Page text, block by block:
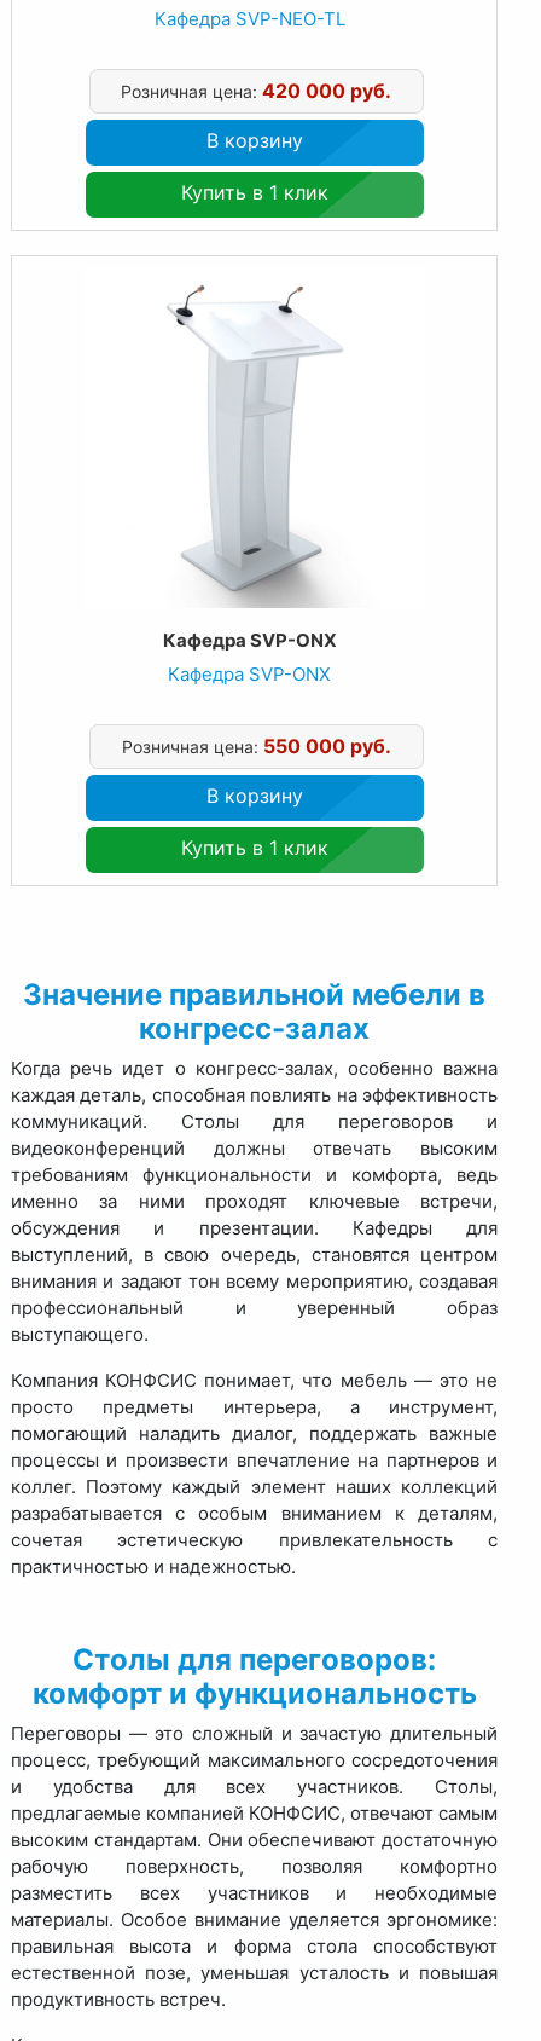
Кафедра SVP-NEO-TL
Розничная цена:420 000 руб.
В корзину
Купить в 1 клик
Кафедра SVP-ONX
Кафедра SVP-ONX
Розничная цена: 550 000 руб.
В корзину
Купить в 1 клик
Значение правильной мебели в
конгресс-залах
Когда речь идет о конгресс-залах, особенно важна
каждая деталь, способная повлиять на эффективность
коммуникаций. Столы для переговоров и
видеоконференций должны отвечать высоким
требованиям функциональности и комфорта, ведь
именно за ними проходят ключевые встречи,
обсуждения и презентации. Кафедры для
выступлений, в свою очередь, становятся центром
внимания и задают тон всему мероприятию, создавая
профессиональный и уверенный образ
выступающего.
Компания КОНФСИС понимает, что мебель — это не
просто предметы интерьера, а инструмент,
помогающий наладить диалог, поддержать важные
процессы и произвести впечатление на партнеров и
коллег. Поэтому каждый элемент наших коллекций
разрабатывается с особым вниманием к деталям,
сочетая эстетическую привлекательность с
практичностью и надежностью.
Столы для переговоров:
комфорт и функциональность
Переговоры — это сложный и зачастую длительный
процесс, требующий максимального сосредоточения
и удобства для всех участников. Столы,
предлагаемые компанией КОНФСИС, отвечают самым
высоким стандартам. Они обеспечивают достаточную
рабочую поверхность, позволяя комфортно
разместить всех участников и необходимые
материалы. Особое внимание уделяется эргономике:
правильная высота и форма стола способствуют
естественной позе, уменьшая усталость и повышая
продуктивность встреч.